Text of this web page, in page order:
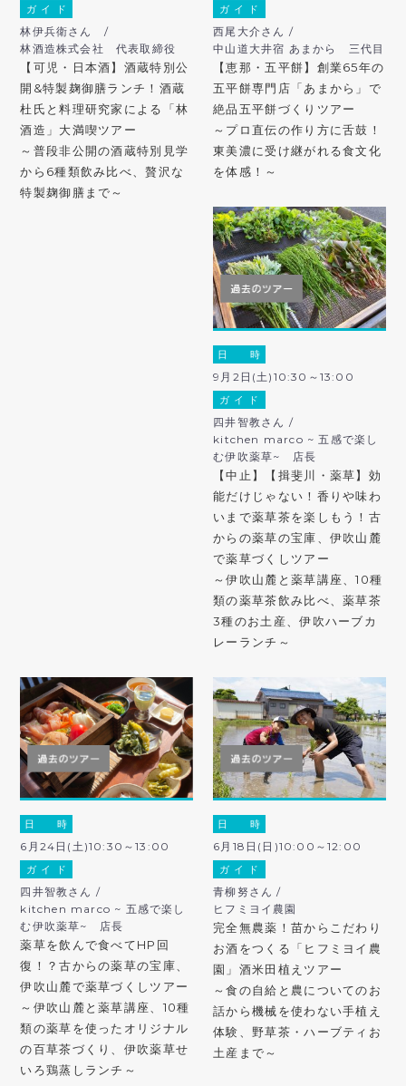
ガ イ ド
林伊兵衛さん /
林酒造株式会社 代表取締役
【可児・日本酒】酒蔵特別公
開&特製麹御膳ランチ！酒蔵
杜氏と料理研究家による「林
酒造」大満喫ツアー
～普段非公開の酒蔵特別見学
から6種類飲み比べ、贅沢な
特製麹御膳まで～
ガ イ ド
西尾大介さん /
中山道大井宿 あまから 三代目
【恵那・五平餅】創業65年の
五平餅専門店「あまから」で
絶品五平餅づくりツアー
～プロ直伝の作り方に舌鼓！
東美濃に受け継がれる食文化
を体感！～
日 時
9月2日(土)10:30～13:00
ガ イ ド
四井智教さん /
kitchen marco ~ 五感で楽し
む伊吹薬草~ 店長
【中止】【揖斐川・薬草】効
能だけじゃない！香りや味わ
いまで薬草茶を楽しもう！古
からの薬草の宝庫、伊吹山麓
で薬草づくしツアー
～伊吹山麓と薬草講座、10種
類の薬草茶飲み比べ、薬草茶
3種のお土産、伊吹ハーブカ
レーランチ～
日 時
6月24日(土)10:30～13:00
ガ イ ド
四井智教さん /
kitchen marco ~ 五感で楽し
む伊吹薬草~ 店長
薬草を飲んで食べてHP回
復！？古からの薬草の宝庫、
伊吹山麓で薬草づくしツアー
～伊吹山麓と薬草講座、10種
類の薬草を使ったオリジナル
の百草茶づくり、伊吹薬草せ
いろ鶏蒸しランチ～
日 時
6月18日(日)10:00～12:00
ガ イ ド
青柳努さん /
ヒフミヨイ農園
完全無農薬！苗からこだわり
お酒をつくる「ヒフミヨイ農
園」酒米田植えツアー
～食の自給と農についてのお
話から機械を使わない手植え
体験、野草茶・ハーブティお
土産まで～